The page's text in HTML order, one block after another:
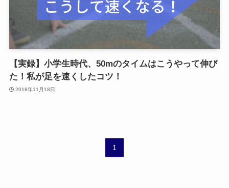
【実録】小学生時代、50mのタイムはこうやって伸び
た！私が足を速くしたコツ！
2018年11月18日
1